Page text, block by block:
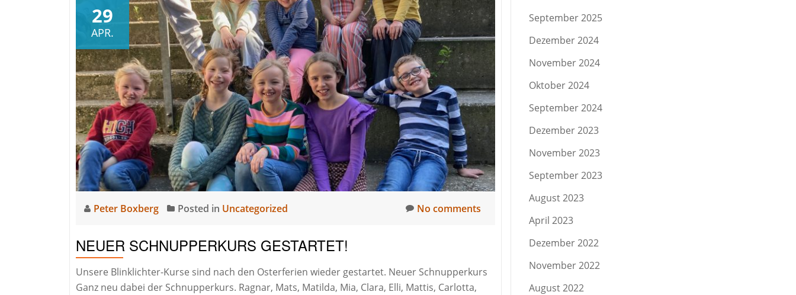
Idee
–
New
Look
29
APR.
Peter Boxberg Posted in Uncategorized No comments
NEUER SCHNUPPERKURS GESTARTET!
Unsere Blinklichter-Kurse sind nach den Osterferien wieder gestartet. Neuer Schnupperkurs
Ganz neu dabei der Schnupperkurs. Ragnar, Mats, Matilda, Mia, Clara, Elli, Mattis, Carlotta,
September 2025
Dezember 2024
November 2024
Oktober 2024
September 2024
Dezember 2023
November 2023
September 2023
August 2023
April 2023
Dezember 2022
November 2022
August 2022